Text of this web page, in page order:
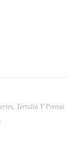
Tertulia Y Prensa